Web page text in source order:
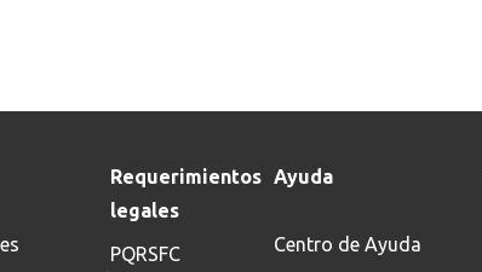
Requerimientos
legales
PQRSFC
Ayuda
Centro de Ayuda